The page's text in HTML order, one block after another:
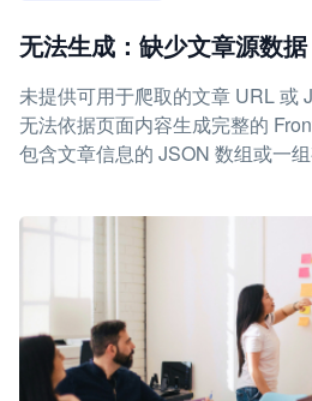
无法生成：缺少文章源数据
未提供可用于爬取的文章 URL 或
无法依据页面内容生成完整的
包含文章信息的 JSON 数组或一组